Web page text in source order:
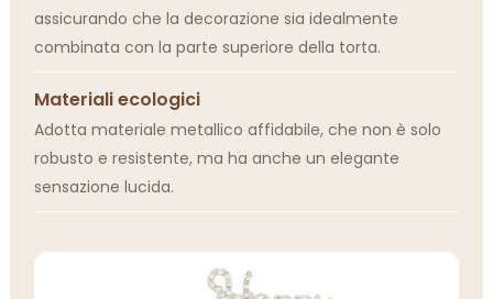
assicurando che la decorazione sia idealmente
combinata con la parte superiore della torta.
Materiali ecologici
Adotta materiale metallico affidabile, che non è solo
robusto e resistente, ma ha anche un elegante
sensazione lucida.